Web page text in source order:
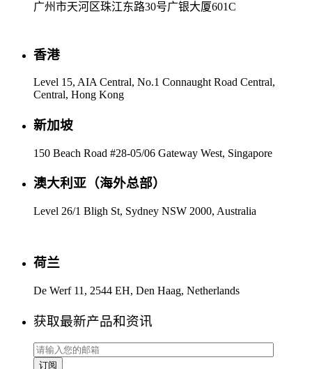
广州市天河区珠江东路30号广银大厦601C
香港
Level 15, AIA Central, No.1 Connaught Road Central,
Central, Hong Kong
新加坡
150 Beach Road #28-05/06 Gateway West, Singapore
澳大利亚（海外总部）
Level 26/1 Bligh St, Sydney NSW 2000, Australia
荷兰
De Werf 11, 2544 EH, Den Haag, Netherlands
获取最新产品和资讯